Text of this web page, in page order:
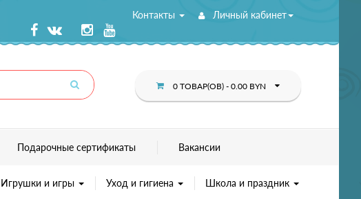
Контакты Личный кабинет
0 ТОВАР(ОВ) - 0.00 BYN
Подарочные сертификаты Вакансии
Игрушки и игры Уход и гигиена Школа и праздник